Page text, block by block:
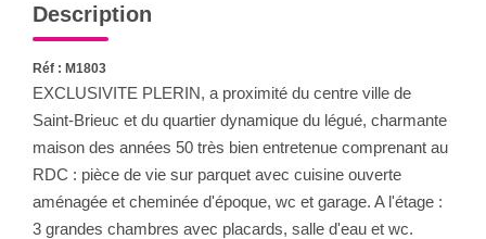
Description
Réf : M1803
EXCLUSIVITE PLERIN, a proximité du centre ville de
Saint-Brieuc et du quartier dynamique du légué, charmante
maison des années 50 très bien entretenue comprenant au
RDC : pièce de vie sur parquet avec cuisine ouverte
aménagée et cheminée d'époque, wc et garage. A l'étage :
3 grandes chambres avec placards, salle d'eau et wc.